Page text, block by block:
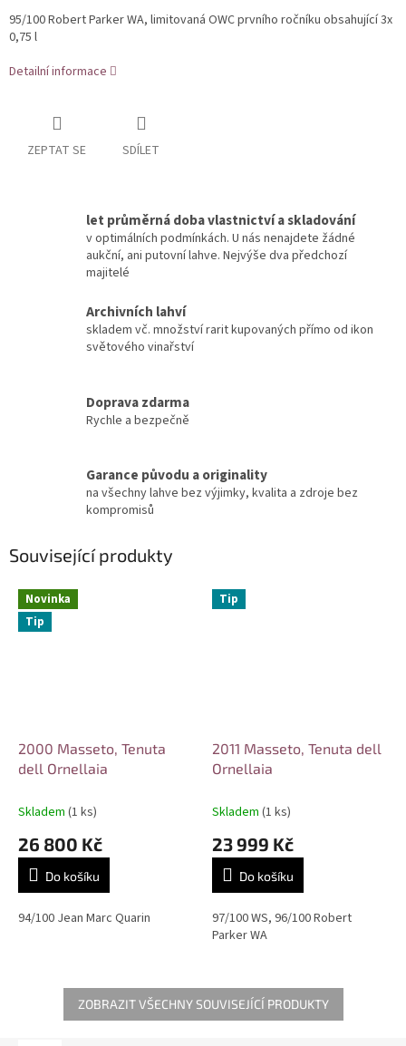
95/100 Robert Parker WA, limitovaná OWC prvního ročníku obsahující 3x
0,75 l
Detailní informace
ZEPTAT SE SDÍLET
let průměrná doba vlastnictví a skladování
v optimálních podmínkách. U nás nenajdete žádné
aukční, ani putovní lahve. Nejvýše dva předchozí
majitelé
Archivních lahví
skladem vč. množství rarit kupovaných přímo od ikon
světového vinařství
Doprava zdarma
Rychle a bezpečně
Garance původu a originality
na všechny lahve bez výjimky, kvalita a zdroje bez
kompromisů
Související produkty
Novinka
Tip
2000 Masseto, Tenuta
dell Ornellaia
Skladem (1 ks)
26 800 Kč
Do košíku
94/100 Jean Marc Quarin
Tip
2011 Masseto, Tenuta dell
Ornellaia
Skladem (1 ks)
23 999 Kč
Do košíku
97/100 WS, 96/100 Robert
Parker WA
ZOBRAZIT VŠECHNY SOUVISEJÍCÍ PRODUKTY